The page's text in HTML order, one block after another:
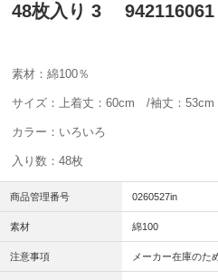
48枚入り 3 942116061
素材：綿100％
サイズ：上着丈：60cm /袖丈：
カラー：いろいろ
入り数：48枚
商品管理番号 0260527in
素材 綿100
注意事項 メーカー在庫のた